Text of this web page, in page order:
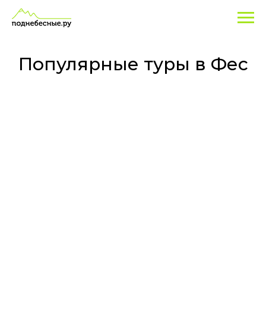
Туры
ФесПопулярные туры в Фес